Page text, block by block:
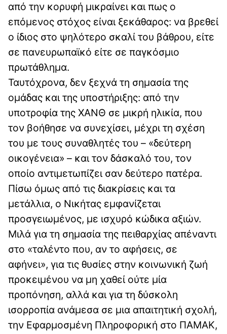
από την κορυφή μικραίνει και πως ο
επόμενος στόχος είναι ξεκάθαρος: να βρεθεί
ο ίδιος στο ψηλότερο σκαλί του βάθρου, είτε
σε πανευρωπαϊκό είτε σε παγκόσμιο
πρωτάθλημα.
Ταυτόχρονα, δεν ξεχνά τη σημασία της
ομάδας και της υποστήριξης: από την
υποτροφία της ΧΑΝΘ σε μικρή ηλικία, που
τον βοήθησε να συνεχίσει, μέχρι τη σχέση
του με τους συναθλητές του – «δεύτερη
οικογένεια» – και τον δάσκαλό του, τον
οποίο αντιμετωπίζει σαν δεύτερο πατέρα.
Πίσω όμως από τις διακρίσεις και τα
μετάλλια, ο Νικήτας εμφανίζεται
προσγειωμένος, με ισχυρό κώδικα αξιών.
Μιλά για τη σημασία της πειθαρχίας απέναντι
στο «ταλέντο που, αν το αφήσεις, σε
αφήνει», για τις θυσίες στην κοινωνική ζωή
προκειμένου να μη χαθεί ούτε μία
προπόνηση, αλλά και για τη δύσκολη
ισορροπία ανάμεσα σε μια απαιτητική σχολή,
την Εφαρμοσμένη Πληροφορική στο ΠΑΜΑΚ,